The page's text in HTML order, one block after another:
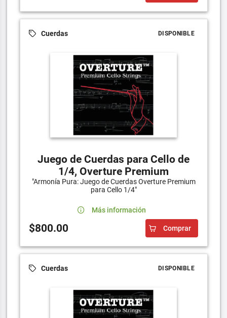
Cuerdas DISPONIBLE
Juego de Cuerdas para Cello de
1/4, Overture Premium
"Armonía Pura: Juego de Cuerdas Overture Premium
para Cello 1/4"
Más información
$800.00 Comprar
Cuerdas DISPONIBLE